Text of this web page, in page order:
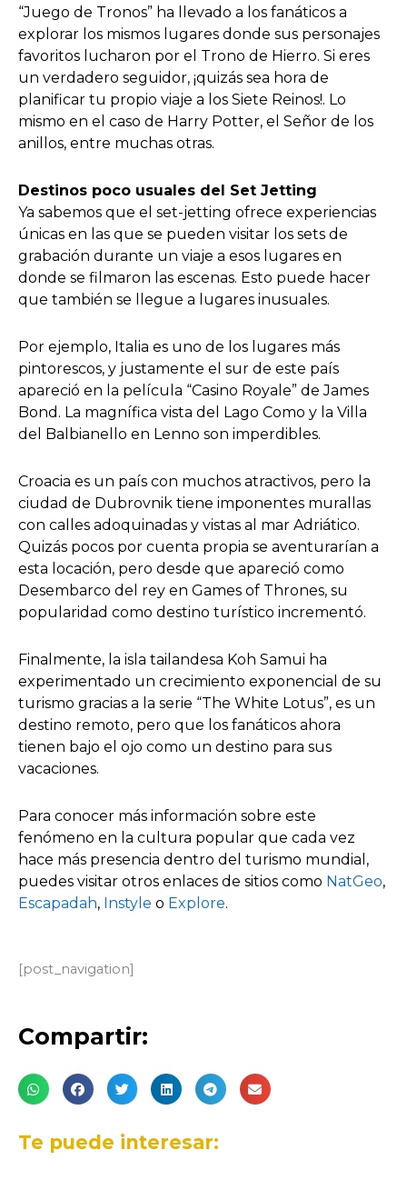
“Juego de Tronos” ha llevado a los fanáticos a
explorar los mismos lugares donde sus personajes
favoritos lucharon por el Trono de Hierro. Si eres
un verdadero seguidor, ¡quizás sea hora de
planificar tu propio viaje a los Siete Reinos!. Lo
mismo en el caso de Harry Potter, el Señor de los
anillos, entre muchas otras.
Destinos poco usuales del Set Jetting
Ya sabemos que el set-jetting ofrece experiencias
únicas en las que se pueden visitar los sets de
grabación durante un viaje a esos lugares en
donde se filmaron las escenas. Esto puede hacer
que también se llegue a lugares inusuales.
Por ejemplo, Italia es uno de los lugares más
pintorescos, y justamente el sur de este país
apareció en la película “Casino Royale” de James
Bond. La magnífica vista del Lago Como y la Villa
del Balbianello en Lenno son imperdibles.
Croacia es un país con muchos atractivos, pero la
ciudad de Dubrovnik tiene imponentes murallas
con calles adoquinadas y vistas al mar Adriático.
Quizás pocos por cuenta propia se aventurarían a
esta locación, pero desde que apareció como
Desembarco del rey en Games of Thrones, su
popularidad como destino turístico incrementó.
Finalmente, la isla tailandesa Koh Samui ha
experimentado un crecimiento exponencial de su
turismo gracias a la serie “The White Lotus”, es un
destino remoto, pero que los fanáticos ahora
tienen bajo el ojo como un destino para sus
vacaciones.
Para conocer más información sobre este
fenómeno en la cultura popular que cada vez
hace más presencia dentro del turismo mundial,
puedes visitar otros enlaces de sitios como NatGeo,
Escapadah, Instyle o Explore.
[post_navigation]
Compartir:
Te puede interesar: